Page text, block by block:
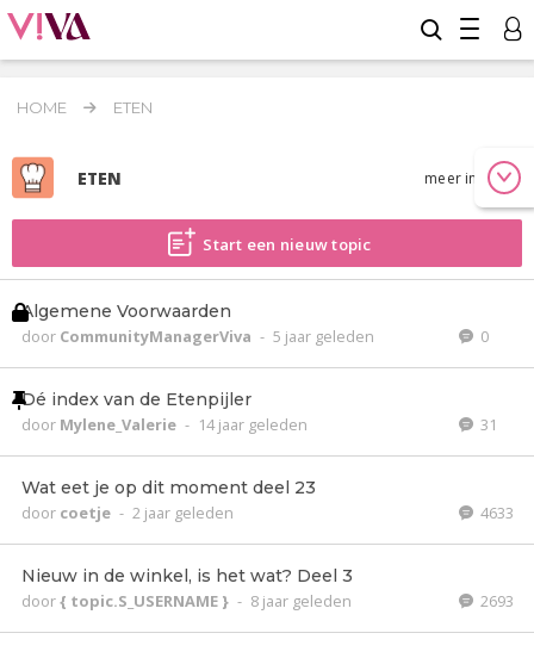
HOME ETEN
ETEN meer info
Start een nieuw topic
Algemene Voorwaarden
door CommunityManagerViva - 5 jaar geleden 0
Dé index van de Etenpijler
door Mylene_Valerie - 14 jaar geleden 31
Wat eet je op dit moment deel 23
door coetje - 2 jaar geleden 4633
Nieuw in de winkel, is het wat? Deel 3
door{ topic.S_USERNAME } - 8 jaar geleden 2693